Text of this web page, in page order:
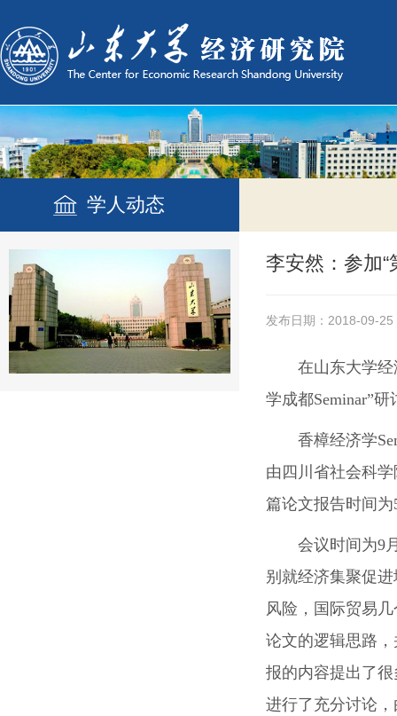
学人动态
李安然：参加
发布日期：2018-09-25
在山东大学
学成都Seminar”研
香樟经济学
由四川省社会科
篇论文报告时间为
会议时间为9
别就经济集聚促
风险，国际贸易
论文的逻辑思路
报的内容提出了
进行了充分讨论